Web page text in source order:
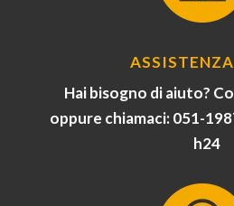
Hai bisogno di aiuto?
oppure chiamaci: 051-
h24